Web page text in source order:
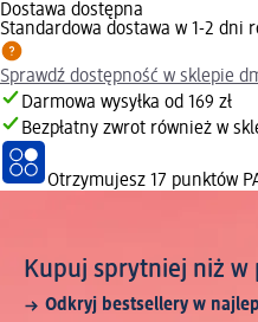
Dostawa dostępna
Standardowa dostawa w 1-2 dni
Sprawdź dostępność w sklepie
Darmowa wysyłka od 169 zł
Bezpłatny zwrot również w
Otrzymujesz 17 punktów
Kupuj sprytniej niż w
Odkryj bestsellery w